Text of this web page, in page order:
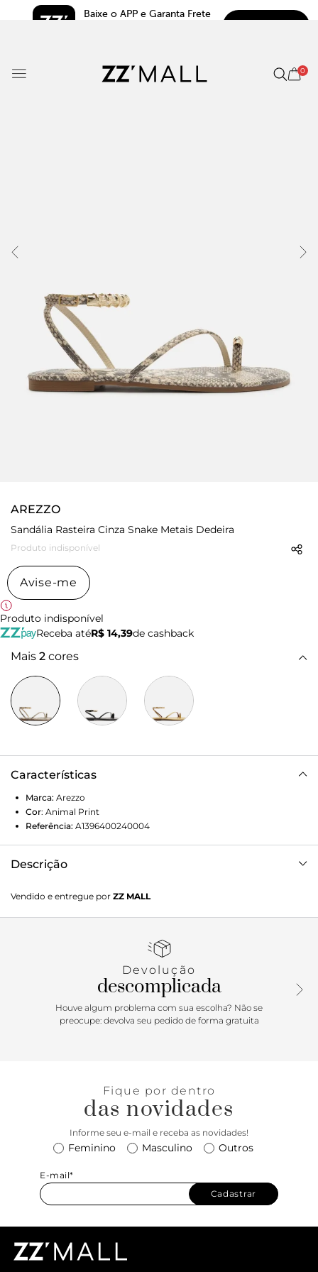
Baixe o APP e Garanta Frete
0
AREZZO
Sandália Rasteira Cinza Snake Metais Dedeira
Produto indisponível
Avise-me
Produto indisponível
Receba atéR$ 14,39de cashback
Mais 2 cores
Características
Marca: Arezzo
Cor: Animal Print
Referência: A1396400240004
Descrição
sapato tem salto rasteiro e formato arredondado na ponta.
Possui tira fina que cruza a parte superior do pé em
dourados. Traz tiras finas que saem das laterais, cruzam no
lateral, também com aplicação de metais dourados. Com
palmilha estofada com estampa e tag do nome da marca.
Vendido e entregue por ZZ MALL
Devolução
descomplicada
Houve algum problema com sua escolha? Não se
preocupe: devolva seu pedido de forma gratuita
Fique por dentro
das novidades
Informe seu e-mail e receba as novidades!
Feminino Masculino Outros
E-mail*
Cadastrar